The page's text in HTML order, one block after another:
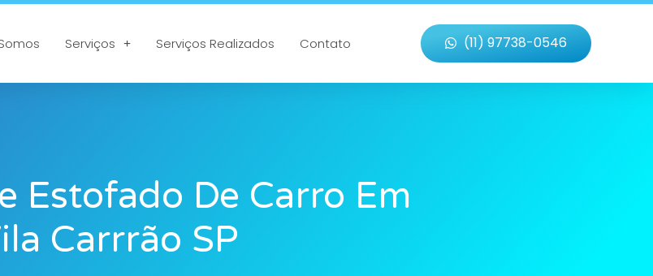
Serviços Serviços Realizados Contato (11) 97738-0546
Estofado De Carro Em
Carrrão SP